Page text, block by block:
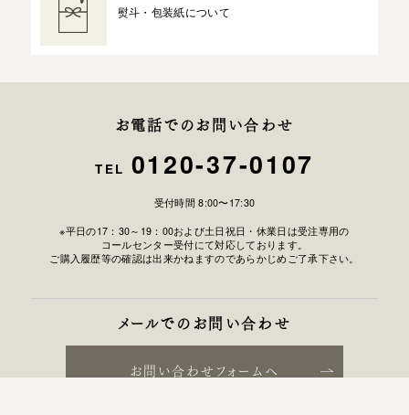
熨斗・包装紙について
お電話でのお問い合わせ
TEL 0120-37-0107
受付時間 8:00〜17:30
※平日の17：30～19：00および土日祝日・休業日は受注専用の
コールセンター受付にて対応しております。
ご購入履歴等の確認は出来かねますのであらかじめご了承下さい。
メールでのお問い合わせ
お問い合わせフォームへ